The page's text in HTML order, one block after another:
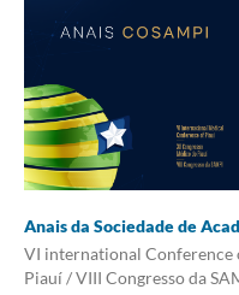
Anais da Sociedade de
VI international Conference
Piauí / VIII Congresso da